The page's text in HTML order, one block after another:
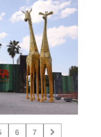
6 7